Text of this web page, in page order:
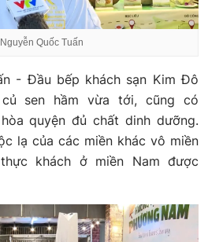
Quốc Tuấn
- Đầu bếp khách sạn Kim Đô
sen hầm vừa tới, cũng có
quyện đủ chất dinh dưỡng.
lạ của các miền khác vô miền
khách ở miền Nam được